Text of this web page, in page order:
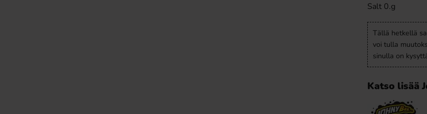
Salt 0.g
Tällä hetkellä
voi tulla
sinulla on
Katso lisää